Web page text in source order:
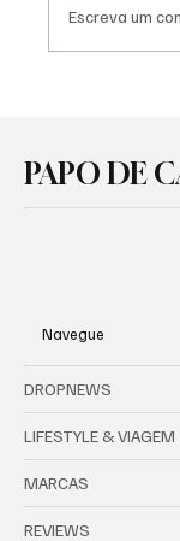
Escreva um
PAPO DE
Navegue
DROPNEWS
LIFESTYLE & VIAGEM
MARCAS
REVIEWS